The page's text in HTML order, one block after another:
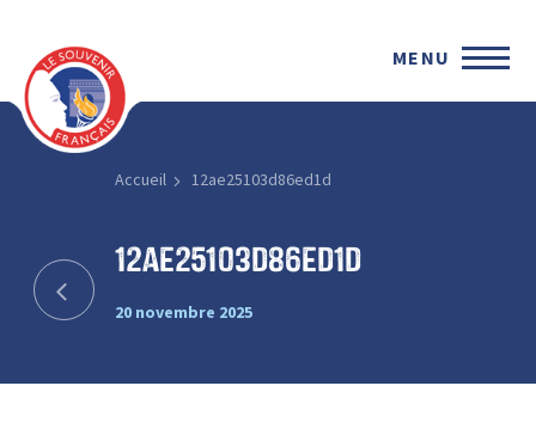
MENU
Accueil 12ae25103d86ed1d
12ae25103d86ed1d
20 novembre 2025